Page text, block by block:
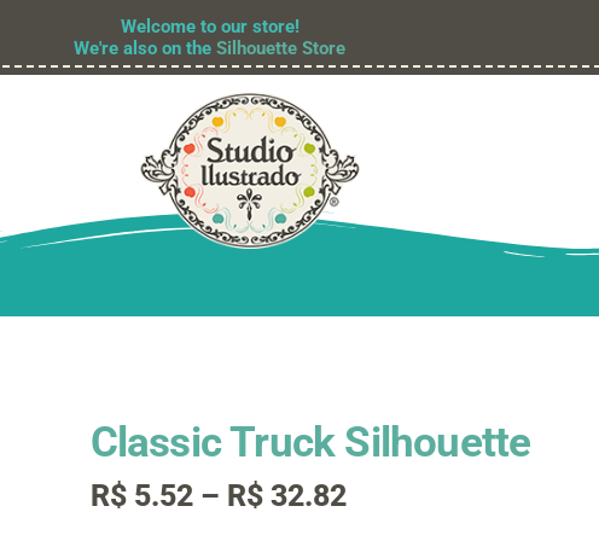
Welcome to our store!
We're also on theSilhouette Store
Classic Truck Silhouette
R$5.52 – R$32.82Faixa